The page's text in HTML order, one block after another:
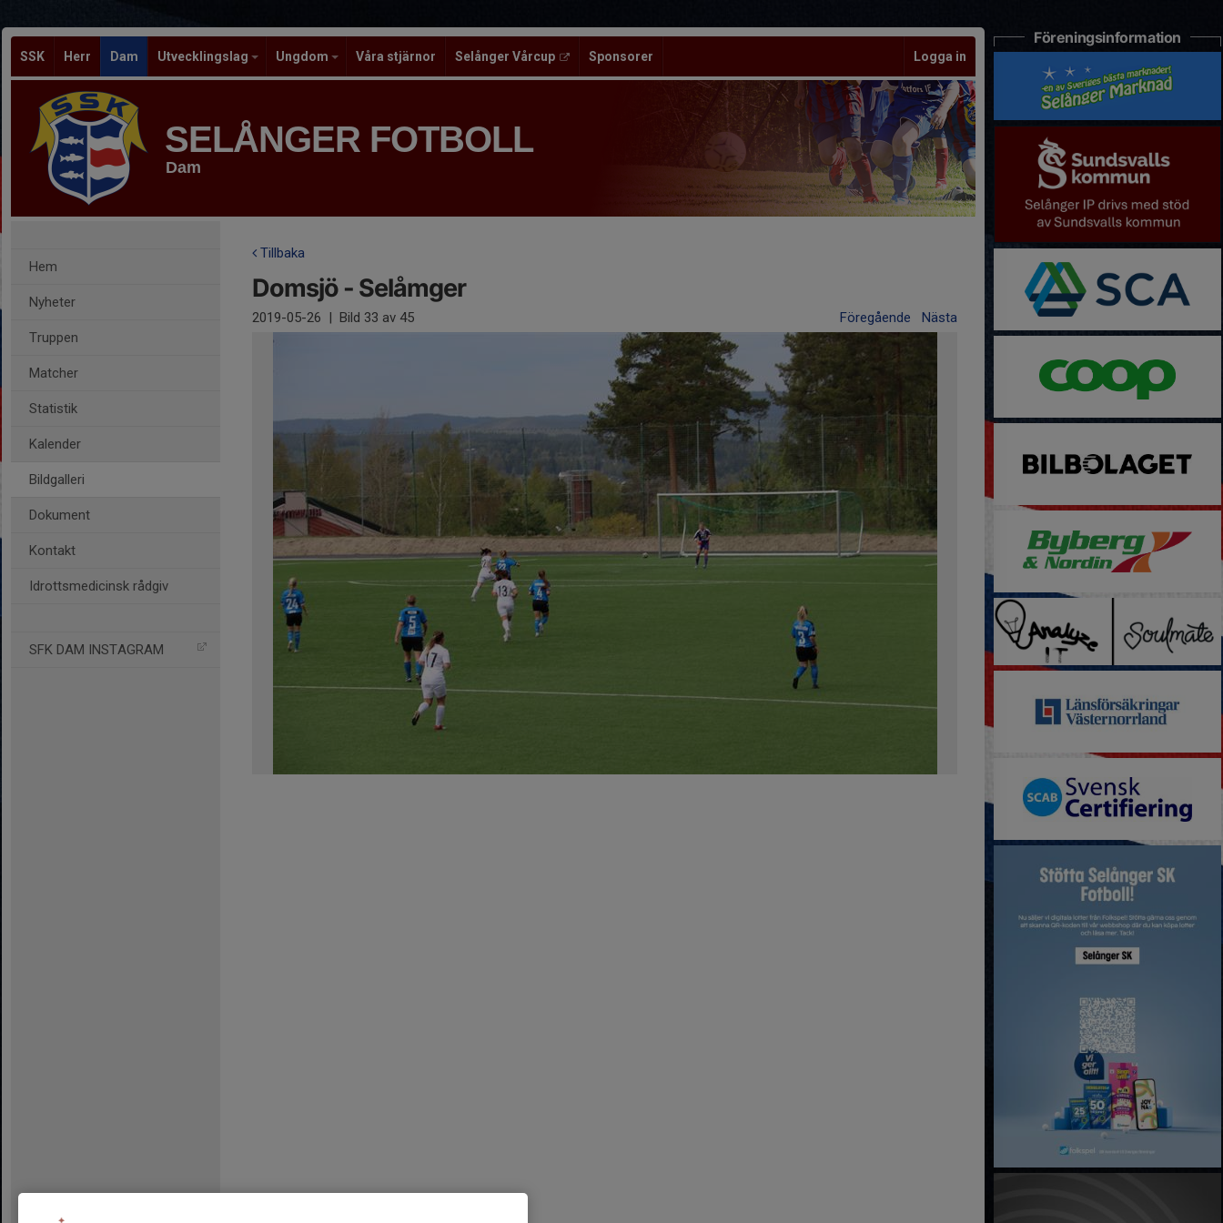
SSK Herr Dam Utvecklingslag Ungdom Våra stjärnor Selånger Vårcup Sponsorer Logga in
SELÅNGER FOTBOLL
Dam
Hem
Nyheter
Truppen
Matcher
Statistik
Kalender
Bildgalleri
Dokument
Kontakt
Idrottsmedicinsk rådgiv
SFK DAM INSTAGRAM
Tillbaka
Domsjö - Selåmger
2019-05-26 | Bild 33 av 45 Föregående Nästa
Föreningsinformation